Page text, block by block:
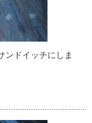
ンドイッチにしま